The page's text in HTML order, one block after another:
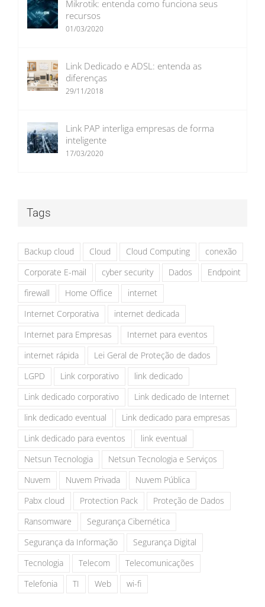
Mikrotik: entenda como funciona seus
recursos
01/03/2020
Link Dedicado e ADSL: entenda as
diferenças
29/11/2018
Link PAP interliga empresas de forma
inteligente
17/03/2020
Tags
Backup cloud Cloud Cloud Computing
conexão
Corporate E-mail
cyber security Dados
Endpoint
firewall
Home Office
internet
Internet Corporativa
internet dedicada
Internet para Empresas
Internet para eventos
internet rápida
Lei Geral de Proteção de dados
LGPD
Link corporativo
link dedicado
Link dedicado corporativo
Link dedicado de Internet
link dedicado eventual
Link dedicado para empresas
Link dedicado para eventos
link eventual
Netsun Tecnologia
Netsun Tecnologia e Serviços
Nuvem
Nuvem Privada
Nuvem Pública
Pabx cloud
Protection Pack
Proteção de Dados
Ransomware
Segurança Cibernética
Segurança da Informação
Segurança Digital
Tecnologia
Telecom
Telecomunicações
Telefonia
TI Web wi-fi